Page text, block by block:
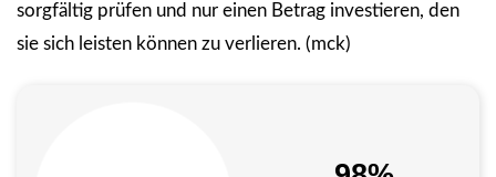
sorgfältig prüfen und nur einen Betrag investieren, den
sie sich leisten können zu verlieren. (mck)